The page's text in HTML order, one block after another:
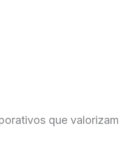
que valorizam